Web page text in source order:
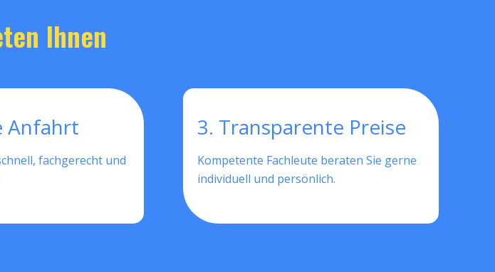
Ihnen
Anfahrt
fachgerecht und
3. Transparente Preise
Kompetente Fachleute beraten Sie gerne
individuell und persönlich.